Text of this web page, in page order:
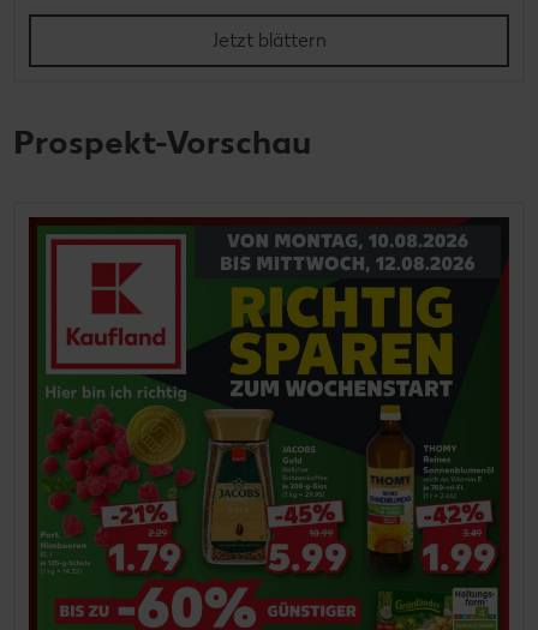
Jetzt blättern
Prospekt-Vorschau